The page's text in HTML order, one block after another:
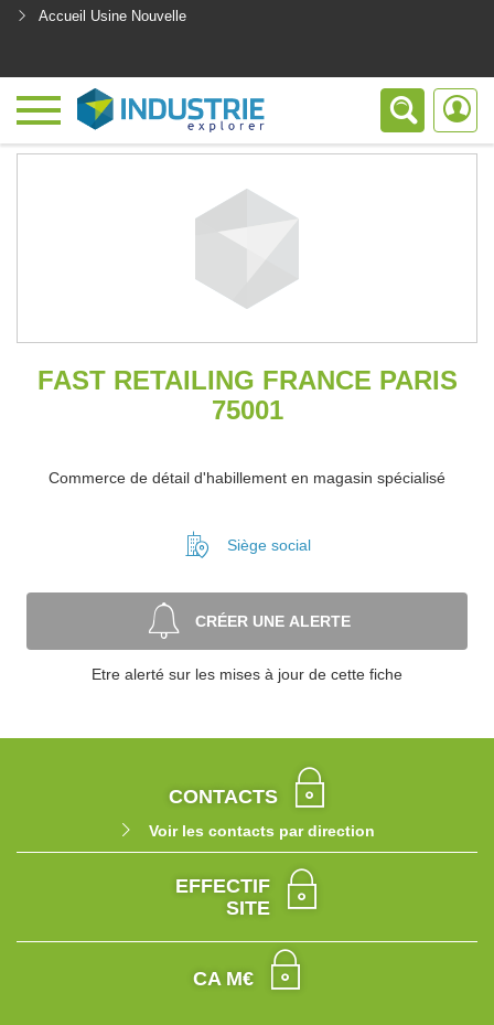
Accueil Usine Nouvelle
FAST RETAILING FRANCE PARIS
75001
Commerce de détail d'habillement en magasin spécialisé
Siège social
CRÉER UNE ALERTE
Etre alerté sur les mises à jour de cette fiche
CONTACTS
Voir les contacts par direction
EFFECTIF
SITE
CA M€